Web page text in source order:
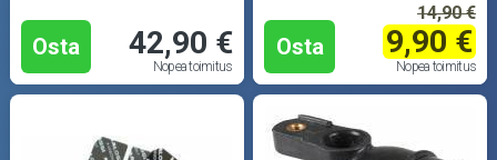
Osta 42,90 €
Nopea toimitus
Osta
14,90 €
9,90 €
Nopea toimitus